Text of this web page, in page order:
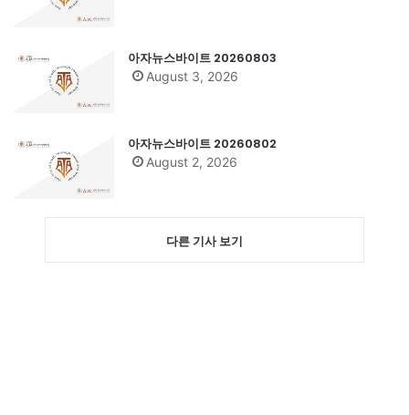
아자뉴스바이트 20260803
August 3, 2026
아자뉴스바이트 20260802
August 2, 2026
다른 기사 보기